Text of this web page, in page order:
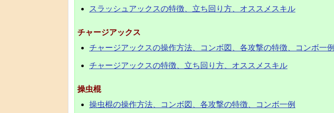
スラッシュアックスの特徴、立ち回り方、オススメスキル
チャージアックス
チャージアックスの操作方法、コンボ図、各攻撃の特徴、コンボ一例
チャージアックスの特徴、立ち回り方、オススメスキル
操虫棍
操虫棍の操作方法、コンボ図、各攻撃の特徴、コンボ一例